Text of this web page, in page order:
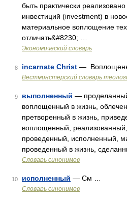
быть практически
инвестиций (investment) в
материальное воплощение
отличать&#8230; …
Экономический словарь
8 incarnate Christ —
Вестминстерский словарь
9 выполненный —
воплощенный в жизнь,
претворенный в жизнь,
воплощенный,
проведенный, исполненный,
проведенный в жизнь,
Словарь синонимов
10 исполненный — См …
Словарь синонимов